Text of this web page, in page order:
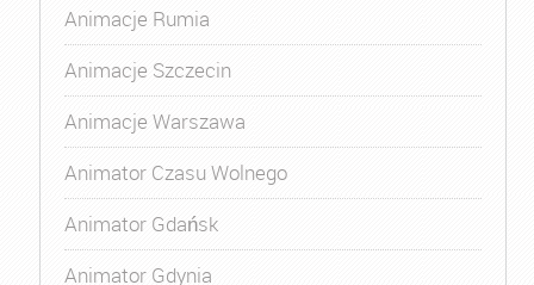
Animacje Rumia
Animacje Szczecin
Animacje Warszawa
Animator Czasu Wolnego
Animator Gdańsk
Animator Gdynia